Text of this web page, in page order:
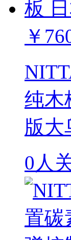
￥
纯木
版大
0人